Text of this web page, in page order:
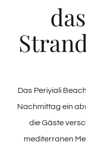
Das Periyiali
Nachmittag ein
die Gäste
mediterranen